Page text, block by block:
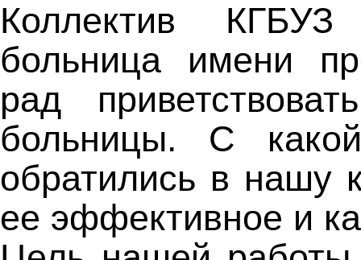
Коллектив КГБУЗ
больница имени
рад
больницы. С
обратились в нашу
ее эффективное и